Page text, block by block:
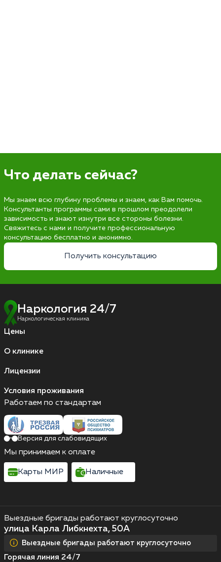
Что делать сейчас?
Мы знаем всю глубину проблемы и знаем, как Вам помочь.
Консультанты программы сами в прошлом преодолели
зависимость и знают изнутри все стороны болезни.
Свяжитесь с нами и получите профессиональную
консультацию бесплатно и анонимно.
Получить консультацию
Наркология 24/7
Наркологическая клиника
Цены
О клинике
Лицензии
Условия проживания
Выездные бригады работают круглосуточно
улица Карла Либкнехта, 50А
Выездные бригады работают круглосуточно
Горячая линия 24/7
Работаем по стандартам
Версия для слабовидящих
Мы принимаем к оплате
Карты МИР Наличные